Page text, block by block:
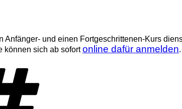
und einen Fortgeschrittenen-Kurs
können sich ab sofortonline dafür anmelden.